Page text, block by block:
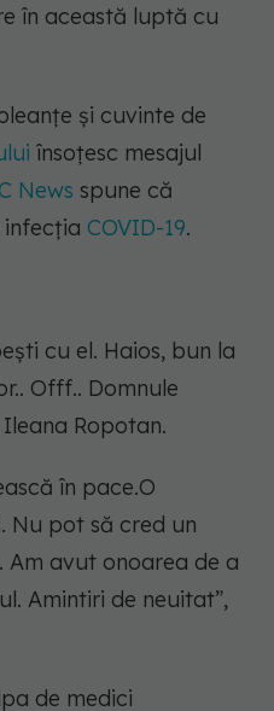
în această luptă cu
și cuvinte de
însoțesc mesajul
News spune că
COVID-19.
cu el. Haios, bun la
Offf.. Domnule
Ropotan.
în pace.O
Nu pot să cred un
Am avut onoarea de a
Amintiri de neuitat”,
de medici